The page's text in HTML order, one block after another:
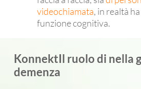
videochiamata, in realtà
funzione cognitiva.
KonnektIl ruolo di nella
demenza